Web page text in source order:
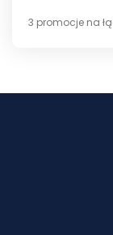
3 promocje na